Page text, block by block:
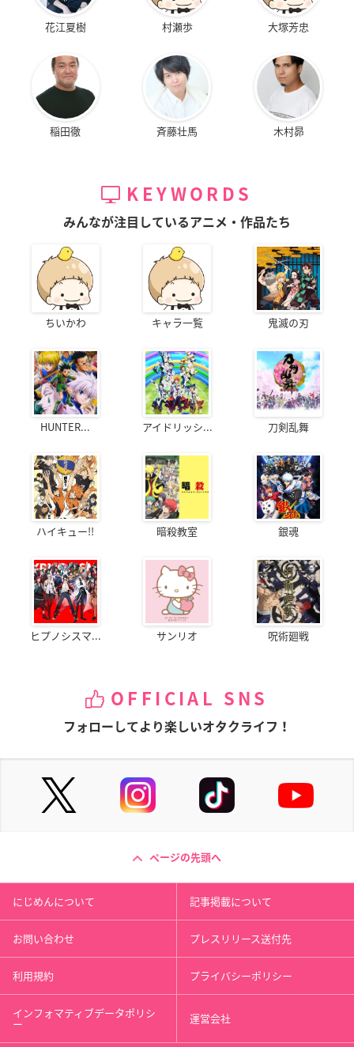
花江夏樹 村瀬歩 大塚芳忠
稲田徹 斉藤壮馬 木村昴
KEYWORDS
みんなが注目しているアニメ・作品たち
ちいかわ キャラ一覧 鬼滅の刃
HUNTER... アイドリッシ... 刀剣乱舞
ハイキュー!! 暗殺教室 銀魂
ヒプノシスマ... サンリオ 呪術廻戦
OFFICIAL SNS
フォローしてより楽しいオタクライフ！
ページの先頭へ
にじめんについて 記事掲載について
お問い合わせ プレスリリース送付先
利用規約 プライバシーポリシー
インフォマティブデータポリシ
ー 運営会社